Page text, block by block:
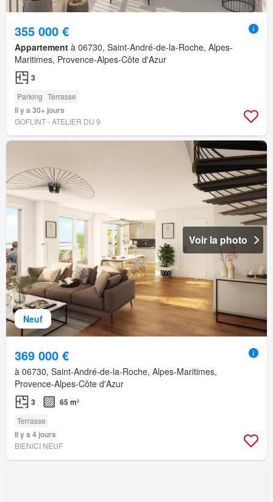
355 000 €
Appartement à 06730, Saint-André-de-la-Roche, Alpes-
Maritimes, Provence-Alpes-Côte d'Azur
3
Parking Terrasse
Il y a 30+ jours
GOFLINT - ATELIER DU 9
Neuf
Voir la photo
369 000 €
à 06730, Saint-André-de-la-Roche, Alpes-Maritimes,
Provence-Alpes-Côte d'Azur
3 65 m²
Terrasse
Il y a 4 jours
BIENICI NEUF